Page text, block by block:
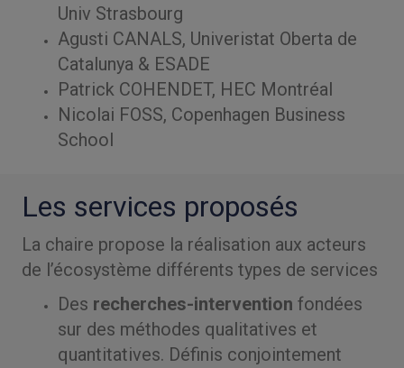
Univ Strasbourg
Agusti CANALS, Univeristat Oberta de
Catalunya & ESADE
Patrick COHENDET, HEC Montréal
Nicolai FOSS, Copenhagen Business
School
Les services proposés
La chaire propose la réalisation aux acteurs
de l’écosystème différents types de services
Des recherches-intervention fondées
sur des méthodes qualitatives et
quantitatives. Définis conjointement